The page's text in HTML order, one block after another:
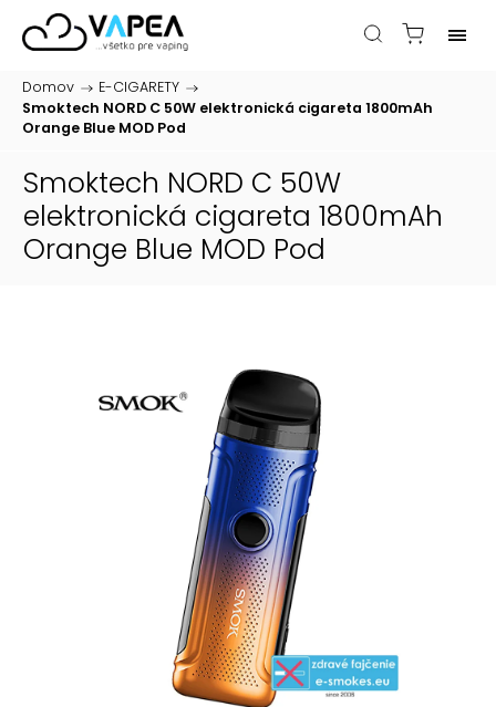
Domov / E-CIGARETY /
Smoktech NORD C 50W elektronická cigareta 1800mAh
Orange Blue MOD Pod
Smoktech NORD C 50W
elektronická cigareta 1800mAh
Orange Blue MOD Pod